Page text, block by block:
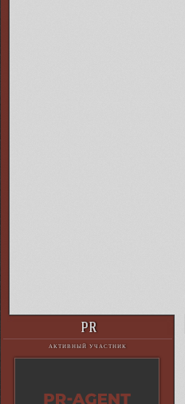
PR
АКТИВНЫЙ УЧАСТНИК